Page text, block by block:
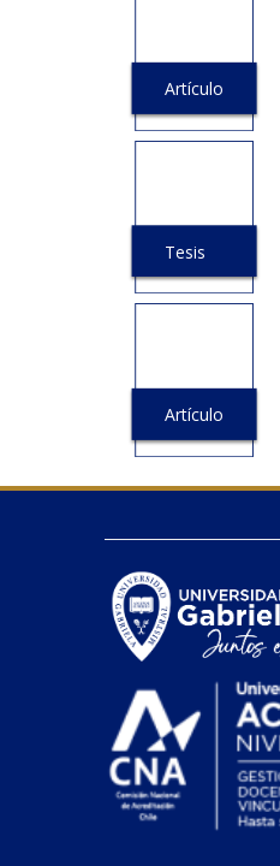
Artículo
Tesis
Artículo